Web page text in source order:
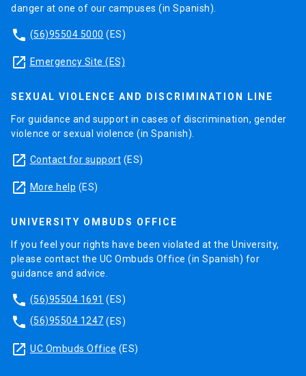
danger at one of our campuses (in Spanish).
phone (56)95504 5000 (ES)
launch Emergency Site (ES)
SEXUAL VIOLENCE AND DISCRIMINATION LINE
For guidance and support in cases of discrimination, gender
violence or sexual violence (in Spanish).
launch Contact for support (ES)
launch More help (ES)
UNIVERSITY OMBUDS OFFICE
If you feel your rights have been violated at the University,
please contact the UC Ombuds Office (in Spanish) for
guidance and advice.
phone (56)95504 1691 (ES)
phone (56)95504 1247 (ES)
launch UC Ombuds Office (ES)